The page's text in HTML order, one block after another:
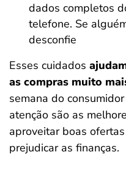
dados completos
telefone. Se
desconfie
Esses cuidados
as compras muito
semana do
atenção são as
aproveitar boas
prejudicar as finanças.